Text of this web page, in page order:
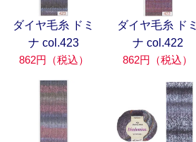
ダイヤ毛糸 ドミ
ナ col.423
862円（税込）
ダイヤ毛糸 ドミ
ナ col.422
862円（税込）